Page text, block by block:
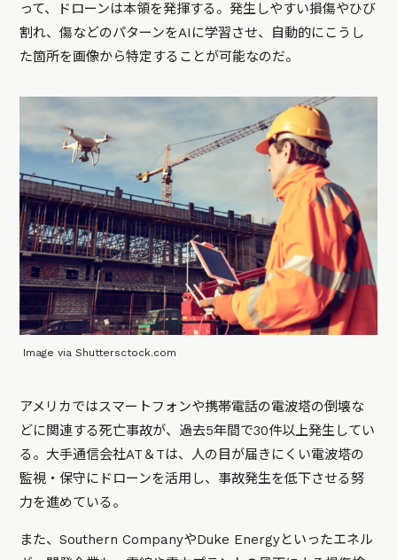
って、ドローンは本領を発揮する。発生しやすい損傷やひび
割れ、傷などのパターンをAIに学習させ、自動的にこうし
た箇所を画像から特定することが可能なのだ。
Image via Shuttersctock.com
アメリカではスマートフォンや携帯電話の電波塔の倒壊な
どに関連する死亡事故が、過去5年間で30件以上発生してい
る。大手通信会社AT＆Tは、人の目が届きにくい電波塔の
監視・保守にドローンを活用し、事故発生を低下させる努
力を進めている。
また、Southern CompanyやDuke Energyといったエネル